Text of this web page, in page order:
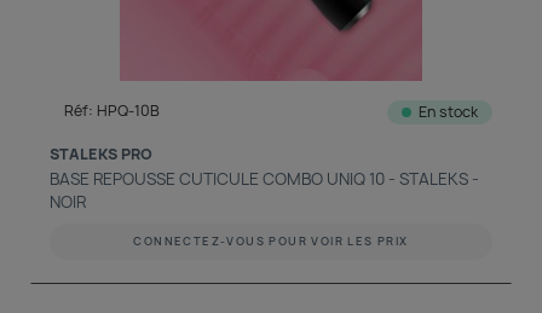
Réf: HPQ-10B En stock
STALEKS PRO
BASE REPOUSSE CUTICULE COMBO UNIQ 10 - STALEKS -
NOIR
CONNECTEZ-VOUS POUR VOIR LES PRIX